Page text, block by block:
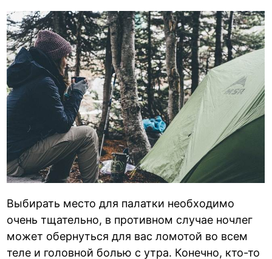
Выбирать место для палатки необходимо
очень тщательно, в противном случае ночлег
может обернуться для вас ломотой во всем
теле и головной болью с утра. Конечно, кто-то